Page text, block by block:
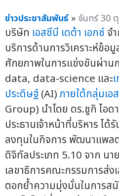
ข่าวประชาสัมพันธ์ » จันทร์ 30
บริษัท เอสซีบี เดต้า เอกซ์จ
บริการด้านการวิเคราะห์ข้อ
ศักยภาพในการแข่งขันผ่าน
data, data-science และ
ประดิษฐ์(AI)ภายใต้กลุ่มเอ
Group) นำโดย ดร.ชูกิ ไอ
ประธานเจ้าหน้าที่บริหาร ไ
ลงทุนในกิจการ พัฒนาแพล
ดิจิทัลประเภท 5.10 จาก นาย
เลขาธิการคณะกรรมการส่ง
ตอกย้ำความมุ่งมั่นในการส